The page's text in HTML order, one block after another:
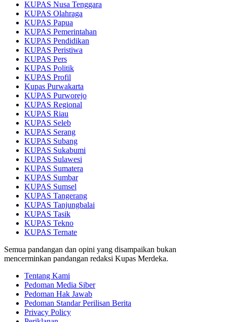
KUPAS Nusa Tenggara
KUPAS Olahraga
KUPAS Papua
KUPAS Pemerintahan
KUPAS Pendidikan
KUPAS Peristiwa
KUPAS Pers
KUPAS Politik
KUPAS Profil
Kupas Purwakarta
KUPAS Purworejo
KUPAS Regional
KUPAS Riau
KUPAS Seleb
KUPAS Serang
KUPAS Subang
KUPAS Sukabumi
KUPAS Sulawesi
KUPAS Sumatera
KUPAS Sumbar
KUPAS Sumsel
KUPAS Tangerang
KUPAS Tanjungbalai
KUPAS Tasik
KUPAS Tekno
KUPAS Ternate
Semua pandangan dan opini yang disampaikan bukan
mencerminkan pandangan redaksi Kupas Merdeka.
Tentang Kami
Pedoman Media Siber
Pedoman Hak Jawab
Pedoman Standar Perilisan Berita
Privacy Policy